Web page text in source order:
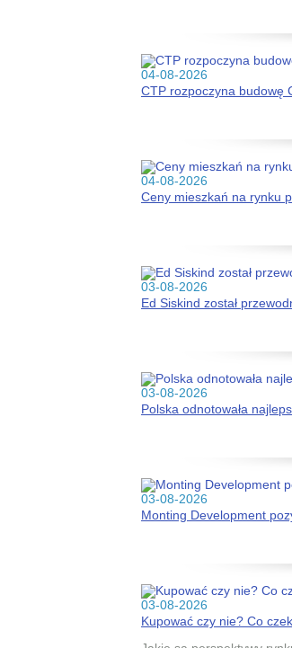
04-08-2026
CTP rozpoczyna budowę
04-08-2026
Ceny mieszkań na rynku
03-08-2026
Ed Siskind został
03-08-2026
Polska odnotowała
03-08-2026
Monting Development
03-08-2026
Kupować czy nie? Co